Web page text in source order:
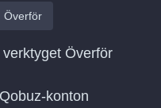
Överför
Överför
konton